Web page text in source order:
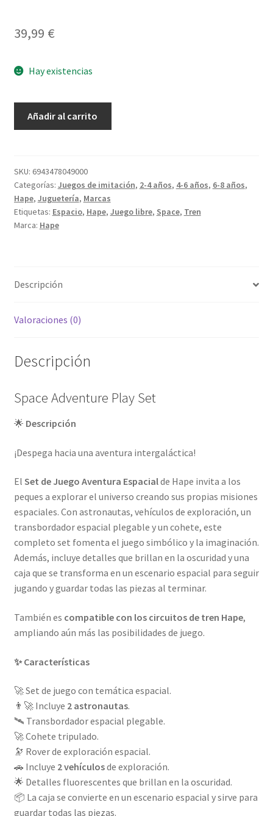
39,99 €
Hay existencias
cantidad
Añadir al carrito
SKU: 6943478049000
Categorías: Juegos de imitación, 2-4 años, 4-6 años, 6-8 años,
Hape, Juguetería, Marcas
Etiquetas: Espacio, Hape, Juego libre, Space, Tren
Marca: Hape
Descripción
Valoraciones (0)
Descripción
Space Adventure Play Set
🌟 Descripción
¡Despega hacia una aventura intergaláctica!
El Set de Juego Aventura Espacialde Hape invita a los
peques a explorar el universo creando sus propias misiones
espaciales. Con astronautas, vehículos de exploración, un
transbordador espacial plegable y un cohete, este
completo set fomenta el juego simbólico y la imaginación.
Además, incluye detalles que brillan en la oscuridad y una
caja que se transforma en un escenario espacial para seguir
jugando y guardar todas las piezas al terminar.
También es compatible con los circuitos de tren Hape,
ampliando aún más las posibilidades de juego.
✨ Características
🚀 Set de juego con temática espacial.
👨‍🚀 Incluye 2 astronautas.
🛰️ Transbordador espacial plegable.
🚀 Cohete tripulado.
🔭 Rover de exploración espacial.
🚗 Incluye 2 vehículosde exploración.
🌟 Detalles fluorescentes que brillan en la oscuridad.
📦 La caja se convierte en un escenario espacial y sirve para
guardar todas las piezas.